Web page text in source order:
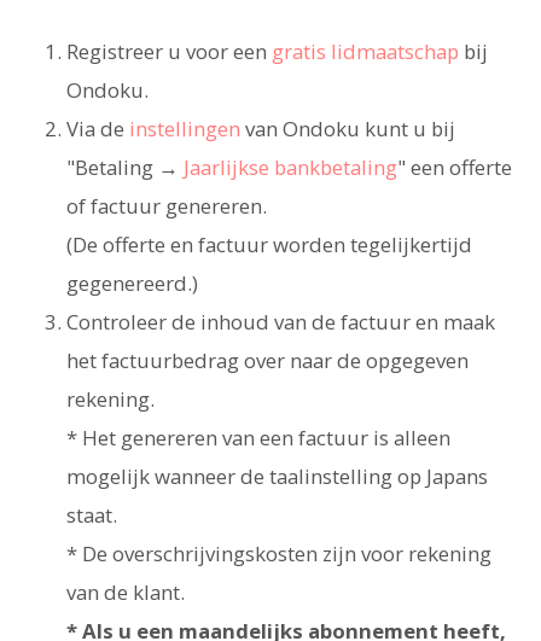
Registreer u voor een gratis lidmaatschap bij
Ondoku.
Via de instellingen van Ondoku kunt u bij
"Betaling → Jaarlijkse bankbetaling" een offerte
of factuur genereren.
(De offerte en factuur worden tegelijkertijd
gegenereerd.)
Controleer de inhoud van de factuur en maak
het factuurbedrag over naar de opgegeven
rekening.
* Het genereren van een factuur is alleen
mogelijk wanneer de taalinstelling op Japans
staat.
* De overschrijvingskosten zijn voor rekening
van de klant.
* Als u een maandelijks abonnement heeft,